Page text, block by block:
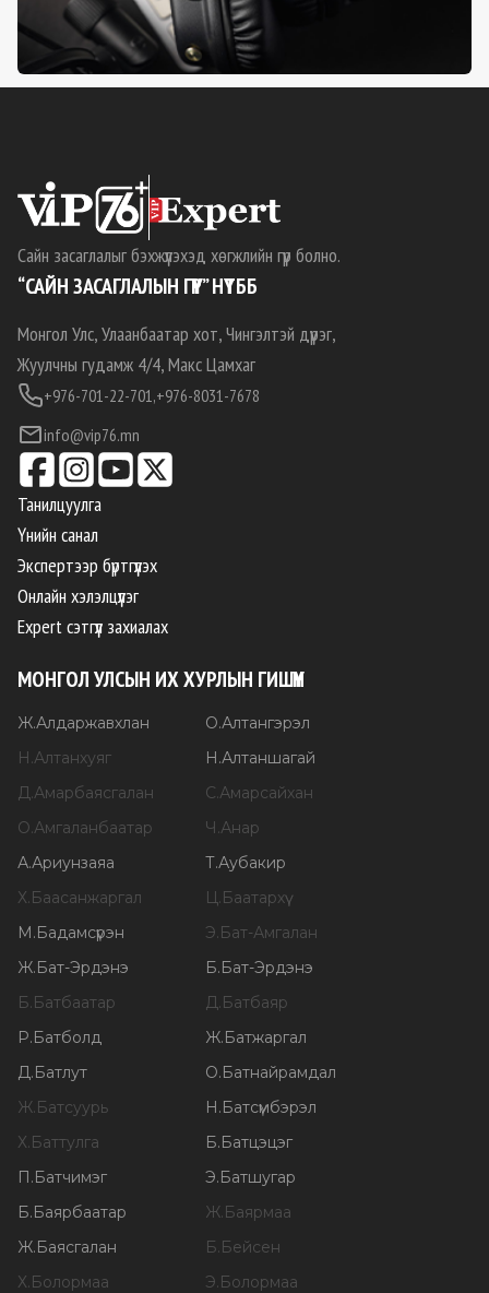
Сайн засаглалыг бэхжүүлэхэд хөгжлийн гүүр болно.
“САЙН ЗАСАГЛАЛЫН ГҮҮР” НҮТББ
Монгол Улс, Улаанбаатар хот, Чингэлтэй дүүрэг,
Жуулчны гудамж 4/4, Макс Цамхаг
+976-701-22-701,+976-8031-7678
info@vip76.mn
Танилцуулга
Үнийн санал
Экспертээр бүртгүүлэх
Онлайн хэлэлцүүлэг
Expert сэтгүүл захиалах
МОНГОЛ УЛСЫН ИХ ХУРЛЫН ГИШҮҮН
Ж.Алдаржавхлан О.Алтангэрэл
Н.Алтанхуяг Н.Алтаншагай
Д.Амарбаясгалан С.Амарсайхан
О.Амгаланбаатар Ч.Анар
А.Ариунзаяа Т.Аубакир
Х.Баасанжаргал Ц.Баатархүү
М.Бадамсүрэн Э.Бат-Амгалан
Ж.Бат-Эрдэнэ Б.Бат-Эрдэнэ
Б.Батбаатар Д.Батбаяр
Р.Батболд Ж.Батжаргал
Д.Батлут О.Батнайрамдал
Ж.Батсуурь Н.Батсүмбэрэл
Х.Баттулга Б.Батцэцэг
П.Батчимэг Э.Батшугар
Б.Баярбаатар Ж.Баярмаа
Ж.Баясгалан Б.Бейсен
Х.Болормаа Э.Болормаа